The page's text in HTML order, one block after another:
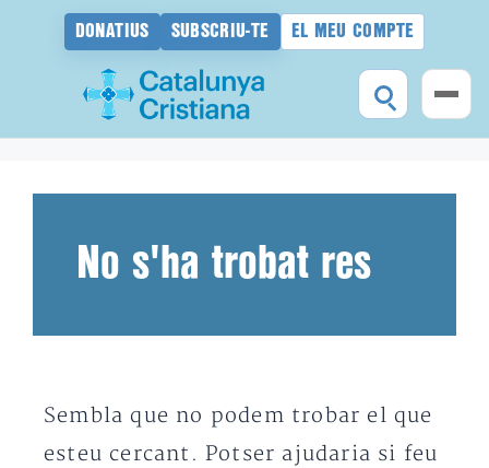
DONATIUS SUBSCRIU-TE EL MEU COMPTE
No s'ha trobat res
Sembla que no podem trobar el que
esteu cercant. Potser ajudaria si feu